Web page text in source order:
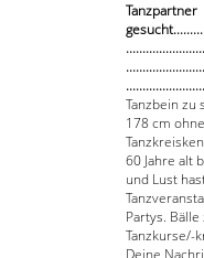
Tanzpartner
Tanzbein zu
178 cm
60 Jahre alt
und Lust
Partys.
Tanzkurse/-